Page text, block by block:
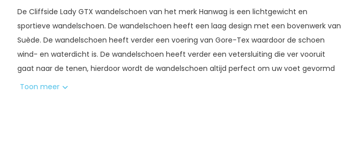
De Cliffside Lady GTX wandelschoen van het merk Hanwag is een lichtgewicht en
sportieve wandelschoen. De wandelschoen heeft een laag design met een bovenwerk van
Suède. De wandelschoen heeft verder een voering van Gore-Tex waardoor de schoen
wind- en waterdicht is. De wandelschoen heeft verder een vetersluiting die ver vooruit
gaat naar de tenen, hierdoor wordt de wandelschoen altijd perfect om uw voet gevormd
voor optimaal comfort. Als laatste heeft de wandelschoen een gripvriendelijke buitenzool
Toon meer